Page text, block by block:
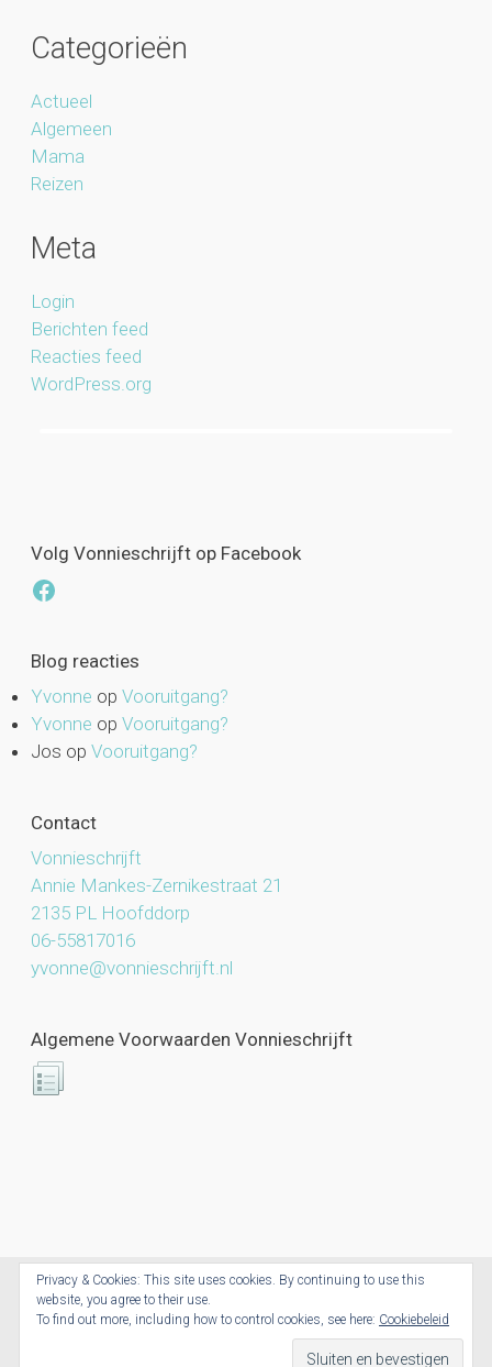
Categorieën
Actueel
Algemeen
Mama
Reizen
Meta
Login
Berichten feed
Reacties feed
WordPress.org
Volg Vonnieschrijft op Facebook
Facebook
Blog reacties
Yvonne op Vooruitgang?
Yvonne op Vooruitgang?
Jos op Vooruitgang?
Contact
Vonnieschrijft
Annie Mankes-Zernikestraat 21
2135 PL Hoofddorp
06-55817016
yvonne@vonnieschrijft.nl
Algemene Voorwaarden Vonnieschrijft
Vonnieschrijft.nl © 2026. All Rights Reserved.
Privacy & Cookies: This site uses cookies. By continuing to use this
website, you agree to their use.
To find out more, including how to control cookies, see here: Cookiebeleid